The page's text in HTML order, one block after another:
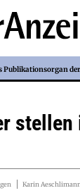
stellen
Karin Aeschlimann